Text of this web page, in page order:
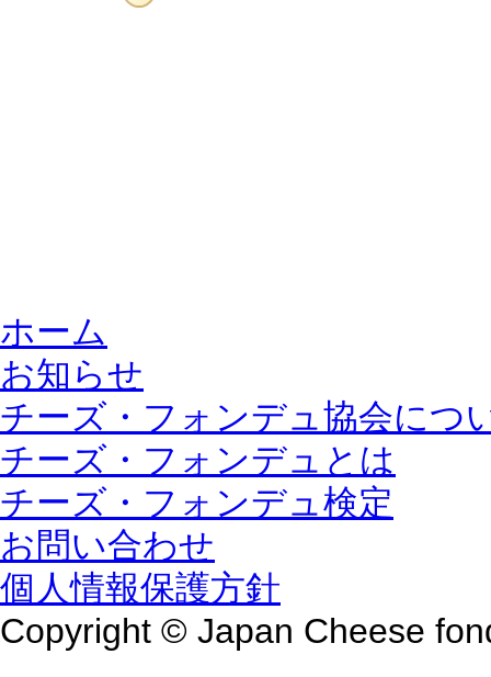
ホーム
お知らせ
チーズ・フォンデュ協会につ
チーズ・フォンデュとは
チーズ・フォンデュ検定
お問い合わせ
個人情報保護方針
Copyright © Japan Cheese